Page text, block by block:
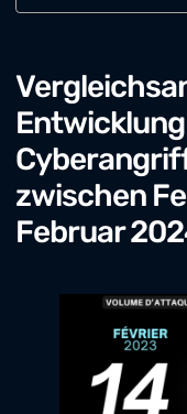
zwischen
Februar